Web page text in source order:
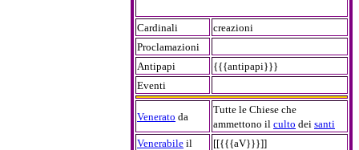
Cardinali
creazioni
Proclamazioni
Antipapi
{{{antipapi}}}
Eventi
Venerato da
Tutte le Chiese che
ammettono il culto dei santi
Venerabile il
[[{{{aV}}}]]